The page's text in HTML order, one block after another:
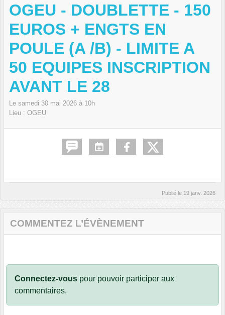
OGEU - DOUBLETTE - 150
EUROS + ENGTS EN
POULE (A /B) - LIMITE A
50 EQUIPES INSCRIPTION
AVANT LE 28
Le samedi 30 mai 2026 à 10h
Lieu : OGEU
Publié le 19 janv. 2026
COMMENTEZ L’ÉVÈNEMENT
Connectez-vous pour pouvoir participer aux
commentaires.